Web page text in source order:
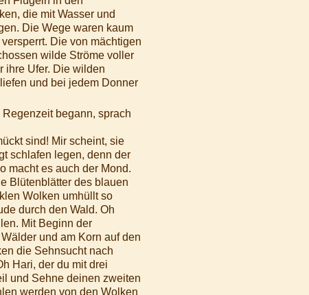
die mit Wasser und
Die Wege waren kaum
Die von mächtigen
wilde Ströme voller
ihre Ufer. Die wilden
und bei jedem Donner
begann, sprach
sind! Mir scheint, sie
schlafen legen, denn der
macht es auch der Mond.
Blütenblätter des blauen
Wolken umhüllt so
durch den Wald. Oh
Mit Beginn der
und am Korn auf den
die Sehnsucht nach
Hari, der du mit drei
und Sehne deinen zweiten
werden von den Wolken